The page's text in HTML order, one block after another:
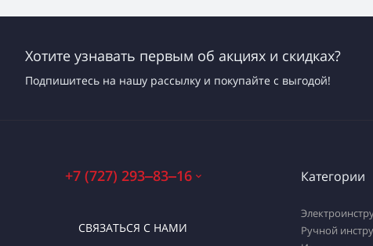
Хотите узнавать первым об акциях и скидках?
Подпишитесь на нашу рассылку и покупайте с выгодой!
+7 (727) 293‒83‒16
СВЯЗАТЬСЯ С НАМИ
Категории
Ручной